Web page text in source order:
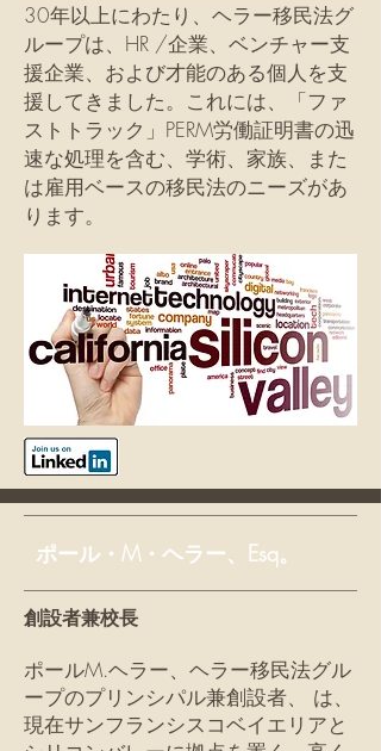
30年以上にわたり、ヘラー移民法グ
ループは、HR /企業、ベンチャー支
援企業、および才能のある個人を支
援してきました。これには、「ファ
ストトラック」PERM労働証明書の迅
速な処理を含む、学術、家族、また
は雇用ベースの移民法のニーズがあ
ります。
ポール・M・ヘラー、Esq。
創設者兼校長
ポールM.ヘラー、ヘラー移民法グル
ープのプリンシパル兼創設者、 は、
現在サンフランシスコベイエリアと